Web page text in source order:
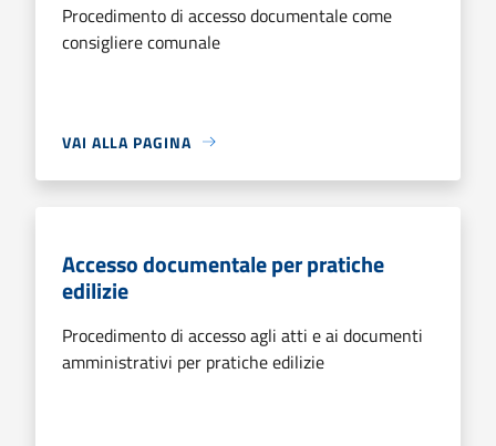
Procedimento di accesso documentale come
consigliere comunale
VAI ALLA PAGINA
Accesso documentale per pratiche
edilizie
Procedimento di accesso agli atti e ai documenti
amministrativi per pratiche edilizie